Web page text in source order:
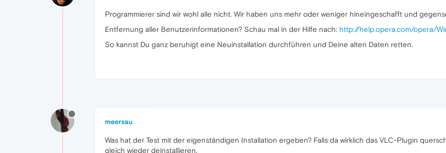
Programmierer sind wir wohl alle nicht. Wir haben uns mehr oder weniger hineingeschafft und
Entfernung aller Benutzerinformationen? Schau mal in der Hilfe nach: http://help.opera.com/opera/
So kannst Du ganz beruhigt eine Neuinstallation durchführen und Deine alten Daten retten.
meersau
Was hat der Test mit der eigenständigen Installation ergeben? Falls da wirklich das VLC-Plugin
gleich wieder deinstallieren.